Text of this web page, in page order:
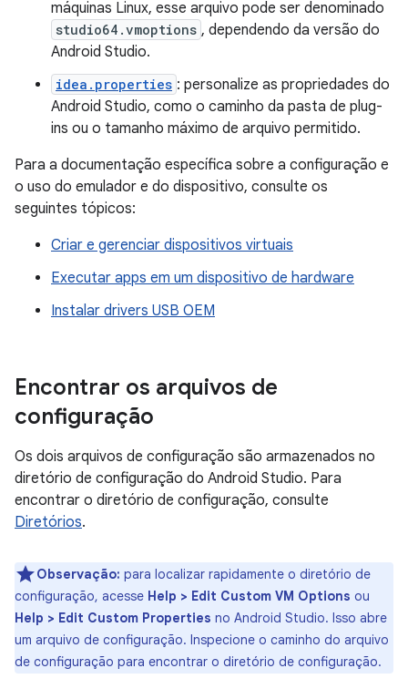
máquinas Linux, esse arquivo pode ser denominado
studio64.vmoptions , dependendo da versão do
Android Studio.
idea.properties : personalize as propriedades do
Android Studio, como o caminho da pasta de plug-
ins ou o tamanho máximo de arquivo permitido.
Para a documentação específica sobre a configuração e
o uso do emulador e do dispositivo, consulte os
seguintes tópicos:
Criar e gerenciar dispositivos virtuais
Executar apps em um dispositivo de hardware
Instalar drivers USB OEM
Encontrar os arquivos de
configuração
Os dois arquivos de configuração são armazenados no
diretório de configuração do Android Studio. Para
encontrar o diretório de configuração, consulte
Diretórios.
Observação: para localizar rapidamente o diretório de
configuração, acesse Help > Edit Custom VM Options ou
Help > Edit Custom Properties no Android Studio. Isso abre
um arquivo de configuração. Inspecione o caminho do arquivo
de configuração para encontrar o diretório de configuração.